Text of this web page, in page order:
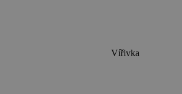
Vířivka